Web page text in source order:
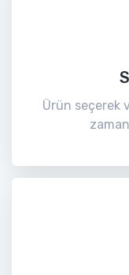
Ürün seçerek